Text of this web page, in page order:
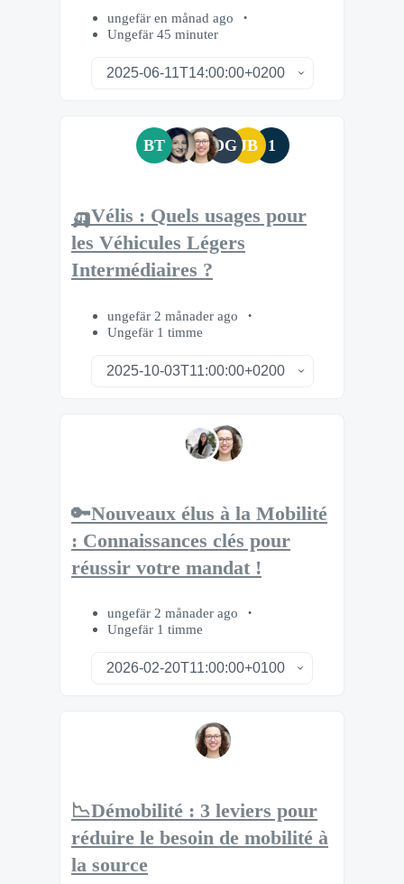
ungefär en månad ago
Ungefär 45 minuter
BT DG JB 1
🛺Vélis : Quels usages pour
les Véhicules Légers
Intermédiaires ?
ungefär 2 månader ago
Ungefär 1 timme
🔑Nouveaux élus à la Mobilité
: Connaissances clés pour
réussir votre mandat !
ungefär 2 månader ago
Ungefär 1 timme
📉Démobilité : 3 leviers pour
réduire le besoin de mobilité à
la source